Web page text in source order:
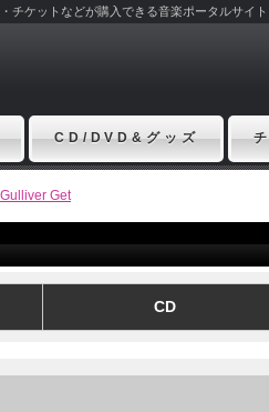
チケットなどが購入できる音楽ポータルサイト
CD/DVD&グッズ
Gulliver Get
CD